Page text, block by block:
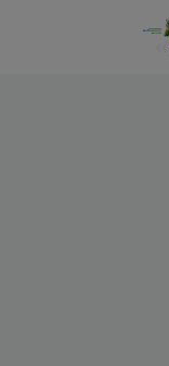
，不可用于商用